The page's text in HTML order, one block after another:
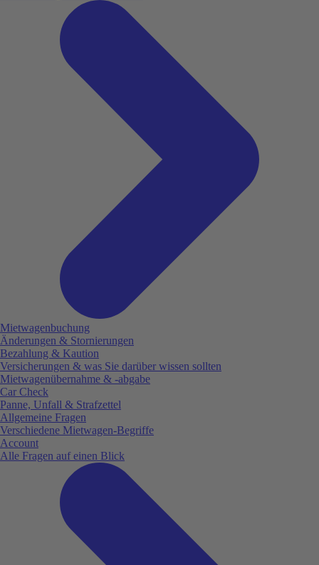
Mietwagenbuchung
Änderungen & Stornierungen
Bezahlung & Kaution
Versicherungen & was Sie darüber wissen sollten
Mietwagenübernahme & -abgabe
Car Check
Panne, Unfall & Strafzettel
Allgemeine Fragen
Verschiedene Mietwagen-Begriffe
Account
Alle Fragen auf einen Blick